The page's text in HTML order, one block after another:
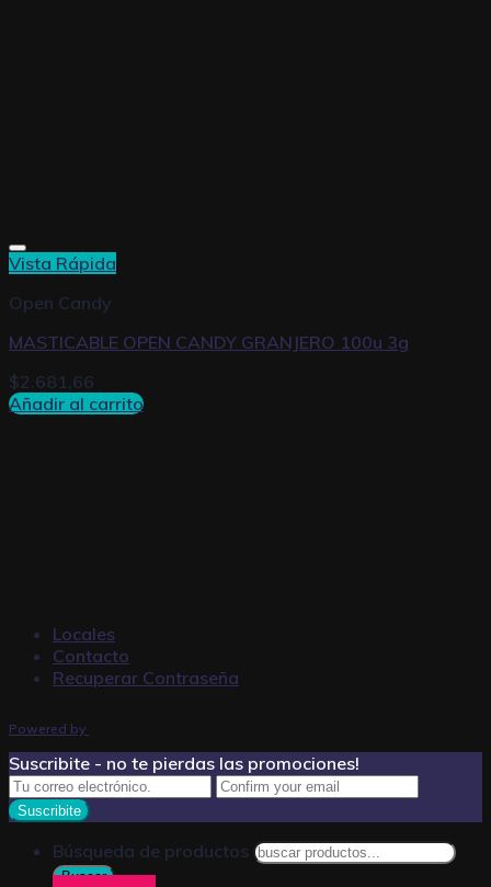
Vista Rápida
Open Candy
MASTICABLE OPEN CANDY GRANJERO 100u 3g
$2.681,66
Añadir al carrito
Locales
Contacto
Recuperar Contraseña
Powered by
Suscribite - no te pierdas las promociones!
Búsqueda de productos
Buscar